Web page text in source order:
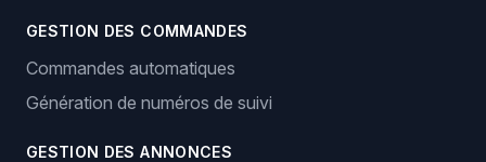
GESTION DES COMMANDES
Commandes automatiques
Génération de numéros de suivi
GESTION DES ANNONCES